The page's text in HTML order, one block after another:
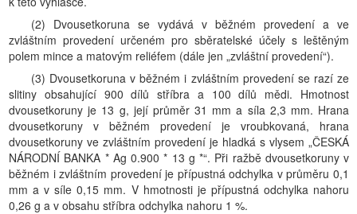
(2) Dvousetkoruna se vydává v běžném provedení a ve
zvláštním provedení určeném pro sběratelské účely s leštěným
polem mince a matovým reliéfem (dále jen „zvláštní provedení“).
(3) Dvousetkoruna v běžném i zvláštním provedení se razí ze
slitiny obsahující 900 dílů stříbra a 100 dílů mědi. Hmotnost
dvousetkoruny je 13 g, její průměr 31 mm a síla 2,3 mm. Hrana
dvousetkoruny v běžném provedení je vroubkovaná, hrana
dvousetkoruny ve zvláštním provedení je hladká s vlysem „ČESKÁ
NÁRODNÍ BANKA * Ag 0.900 * 13 g *“. Při ražbě dvousetkoruny v
běžném i zvláštním provedení je přípustná odchylka v průměru 0,1
mm a v síle 0,15 mm. V hmotnosti je přípustná odchylka nahoru
0,26 g a v obsahu stříbra odchylka nahoru 1 %.